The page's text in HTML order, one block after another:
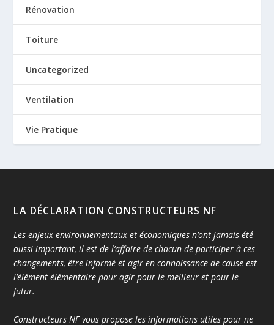
Rénovation
Toiture
Uncategorized
Ventilation
Vie Pratique
LA DÉCLARATION CONSTRUCTEURS NF
Les enjeux environnementaux et économiques n’ont jamais été
aussi important, il est de l’affaire de chacun de participer à ces
changements, être informé et agir en connaissance de cause est
l’élément élémentaire pour agir pour le meilleur et pour le
futur.
Constructeurs NF vous propose les informations utiles pour ne